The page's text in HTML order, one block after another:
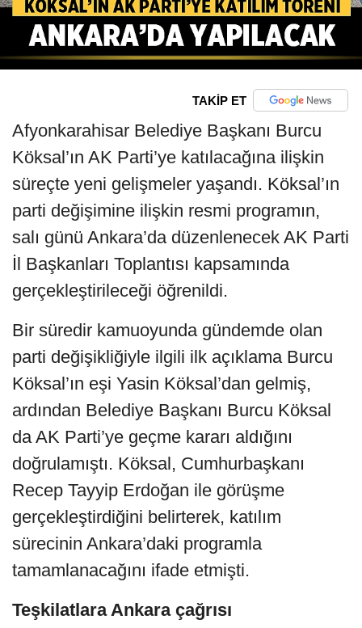
TAKİP ET
Afyonkarahisar Belediye Başkanı Burcu
Köksal’ın AK Parti’ye katılacağına ilişkin
süreçte yeni gelişmeler yaşandı. Köksal’ın
parti değişimine ilişkin resmi programın,
salı günü Ankara’da düzenlenecek AK Parti
İl Başkanları Toplantısı kapsamında
gerçekleştirileceği öğrenildi.
Bir süredir kamuoyunda gündemde olan
parti değişikliğiyle ilgili ilk açıklama Burcu
Köksal’ın eşi Yasin Köksal’dan gelmiş,
ardından Belediye Başkanı Burcu Köksal
da AK Parti’ye geçme kararı aldığını
doğrulamıştı. Köksal, Cumhurbaşkanı
Recep Tayyip Erdoğan ile görüşme
gerçekleştirdiğini belirterek, katılım
sürecinin Ankara’daki programla
tamamlanacağını ifade etmişti.
Teşkilatlara Ankara çağrısı